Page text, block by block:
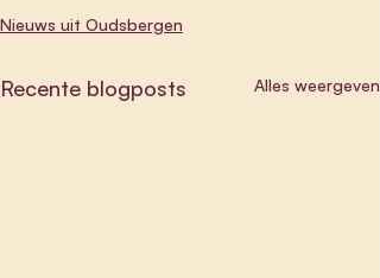
Nieuws uit Oudsbergen
Recente blogposts Alles weergeven